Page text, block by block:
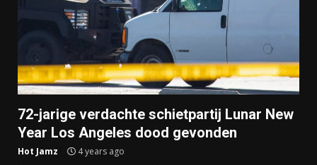
72-jarige verdachte schietpartij Lunar New
Year Los Angeles dood gevonden
Hot Jamz 4 years ago